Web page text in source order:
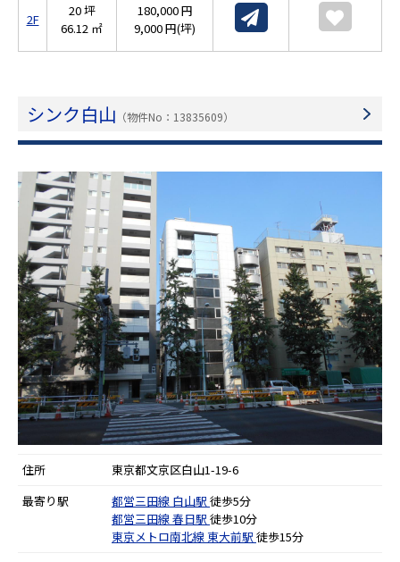
2F
20 坪
66.12 ㎡
180,000 円
9,000 円(坪)
シンク白山 （物件No：13835609）
住所
東京都文京区白山1-19-6
最寄り駅
都営三田線 白山駅 徒歩5分
都営三田線春日駅 徒歩10分
東京メトロ南北線 東大前駅 徒歩15分